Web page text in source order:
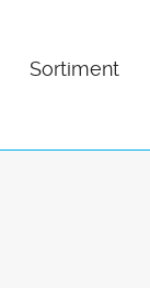
Sortiment